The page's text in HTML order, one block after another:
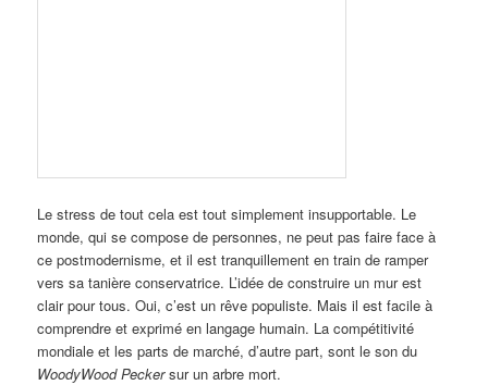
Le stress de tout cela est tout simplement insupportable. Le
monde, qui se compose de personnes, ne peut pas faire face à
ce postmodernisme, et il est tranquillement en train de ramper
vers sa tanière conservatrice. L’idée de construire un mur est
clair pour tous. Oui, c’est un rêve populiste. Mais il est facile à
comprendre et exprimé en langage humain. La compétitivité
mondiale et les parts de marché, d’autre part, sont le son du
WoodyWood Peckersur un arbre mort.